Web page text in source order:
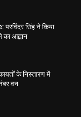
सिंह ने किया
आह्वान
के निस्तारण में
वन